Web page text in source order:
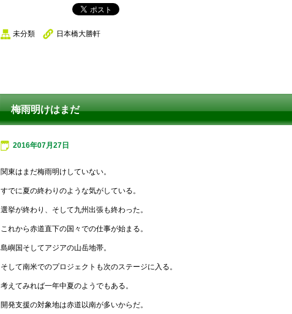
未分類 日本橋大勝軒
梅雨明けはまだ
2016年07月27日
関東はまだ梅雨明けしていない。
すでに夏の終わりのような気がしている。
選挙が終わり、そして九州出張も終わった。
これから赤道直下の国々での仕事が始まる。
島嶼国そしてアジアの山岳地帯。
そして南米でのプロジェクトも次のステージに入る。
考えてみれば一年中夏のようでもある。
開発支援の対象地は赤道以南が多いからだ。